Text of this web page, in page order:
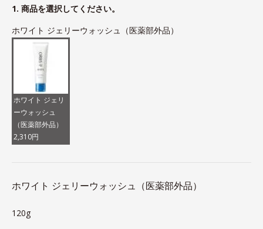
1. 商品を選択してください。
ホワイト ジェリーウォッシュ（医薬部外品）
ホワイト ジェリ
ーウォッシュ
（医薬部外品）
2,310円
ホワイト ジェリーウォッシュ（医薬部外品）
120g